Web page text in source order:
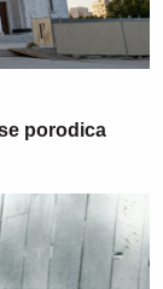
porodica